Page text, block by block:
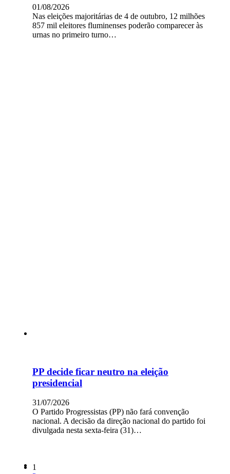
01/08/2026
Nas eleições majoritárias de 4 de outubro, 12 milhões
857 mil eleitores fluminenses poderão comparecer às
urnas no primeiro turno…
PP decide ficar neutro na eleição
presidencial
31/07/2026
O Partido Progressistas (PP) não fará convenção
nacional. A decisão da direção nacional do partido foi
divulgada nesta sexta-feira (31)…
1